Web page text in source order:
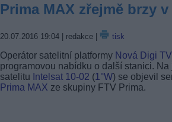
Prima MAX zřejmě brzy
20.07.2016 19:04 | redakce | tisk
Operátor satelitní platformy Nová Digi
programovou nabídku o další stanici.
satelitu Intelsat 10-02 (1°W) se objevil
Prima MAX ze skupiny FTV Prima.